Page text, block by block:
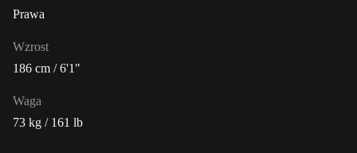
Prawa
Wzrost
186 cm / 6'1"
Waga
73 kg / 161 lb